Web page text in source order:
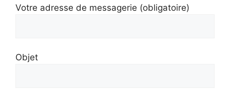
Votre adresse de messagerie (obligatoire)
Objet